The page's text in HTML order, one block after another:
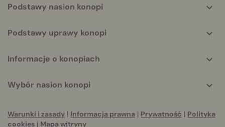
Podstawy nasion konopi
Podstawy uprawy konopi
Informacje o konopiach
Wybór nasion konopi
Warunki i zasady | Informacja prawna | Prywatność | Polityka
cookies | Mapa witryny